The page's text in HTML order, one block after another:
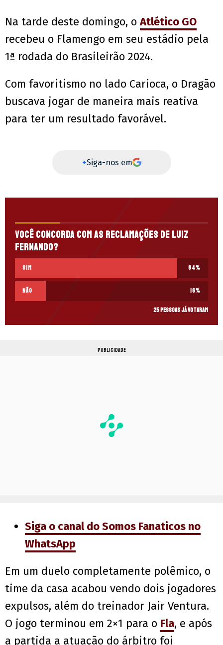
Na tarde deste domingo, oAtlético GO
recebeu o Flamengo em seu estádio pela
1ª rodada do Brasileirão 2024.
Com favoritismo no lado Carioca, o Dragão
buscava jogar de maneira mais reativa
para ter um resultado favorável.
+Siga-nos em
Você concorda com as reclamações de Luiz
Fernando?
Sim 84%
Não 16%
25 pessoas já votaram
PUBLICIDADE
Siga o canal do Somos Fanaticos no
WhatsApp
Em um duelo completamente polêmico, o
time da casa acabou vendo dois jogadores
expulsos, além do treinador Jair Ventura.
O jogo terminou em 2×1 para o Fla, e após
a partida a atuação do árbitro foi